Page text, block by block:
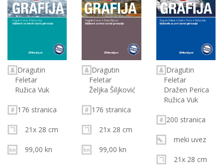
Dragutin
Feletar
Ružica Vuk
176 stranica
21x 28 cm
99,00 kn
Dragutin
Feletar
Željka Šiljković
176 stranica
21x 28 cm
99,00 kn
Dragutin
Feletar
Dražen Perica
Ružica Vuk
200 stranica
meki uvez
21x 28 cm